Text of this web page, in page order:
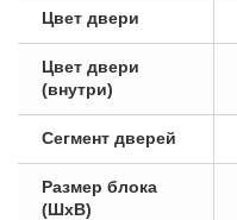
Цвет двери
Цвет двери
(внутри)
Сегмент дверей
Размер блока
(ШxВ)